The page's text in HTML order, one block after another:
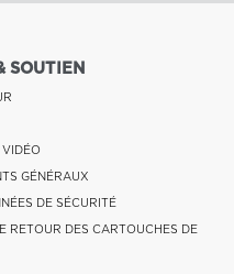
SOUTIEN
GÉNÉRAUX
DE SÉCURITÉ
RETOUR DES CARTOUCHES DE